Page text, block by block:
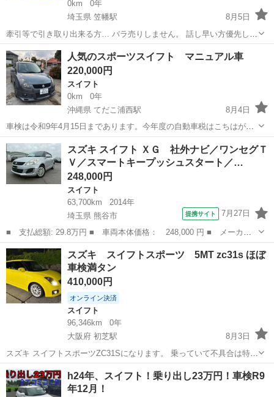
0km
0年
埼玉県 笠幡駅
8月5日
牽引等で引き取り出来る方… バラ売りしません。 話し早い方優先しま
す。 エンジン問題無しでした。 セミバケ(メーカー不明) ロールゲージ
(サイトウ６点式)車検対応 クラッチ&フットレスト(スポーツ) タワーバ
ー(クスコ) パ...
埼玉 川越市 笠幡駅 モンスター
人気のスポーツスイフト マニュアル車
220,000円
スイフト
0km
0年
沖縄県 てだこ浦西駅
8月4日
車検は令和9年4月15日まであります。今年度の自動車税はこちはがご
負担させて頂きます。 エンジン、エアコン良好です。 不具合はクラッ
チが滑り始めてます。クラッチ交換される場合は部品代、工賃込みで
７万くらいかかるそうです。 2...
沖縄 沖縄市 てだこ浦西駅 スイフト
スズキ スイフト ＸＧ 社外ナビ／ワンセグＴ
Ｖ／スマートキープッシュスタート／…
248,000円
スイフト
63,700km
2014年
埼玉県 熊谷市
提携サイト 7月27日
■ 支払総額: 29.8万円 ■ 車両本体価格： 248,000 円 ■ メーカー
名： スズキ ■ 車種名： スイフト ■ グレード名： ＸＧ 社外
ナビ／ワンセグＴＶ／スマートキープッシュスタート／電動格納ミラ
ー／シートリ...
埼玉 熊谷市 スイフト
スズキ スイフトスポーツ 5MT zc31s ほぼ
車検満タン
410,000円
オンライン決済
スイフト
96,346km
0年
大阪府 初芝駅
8月3日
スズキ スイフトスポーツZC31Sになります。 乗っていて不具合は特に
ございません。 テインの車高調 シフトノブ が変わっております。 必
要であれば純正ショックもお付けします。 ワイパーゴムも新品に変え
たところです。 車検...
大阪 堺市 初芝駅 スイフト
h24年、スイフト！乗り出し23万円！車検R9
年12月！